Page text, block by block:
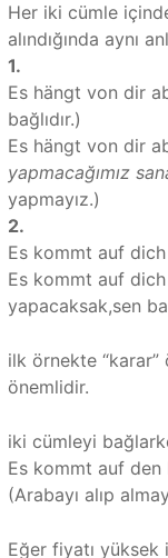
Her iki cümle
alındığında aynı
1.
Es hängt von dir
bağlıdır.)
Es hängt von dir
yapmacağımız
yapmayız.)
2.
Es kommt auf dich
Es kommt auf
yapacaksak,sen
ilk örnekte
önemlidir.
iki cümleyi
Es kommt auf den
(Arabayı alıp
Eğer fiyatı yüksek